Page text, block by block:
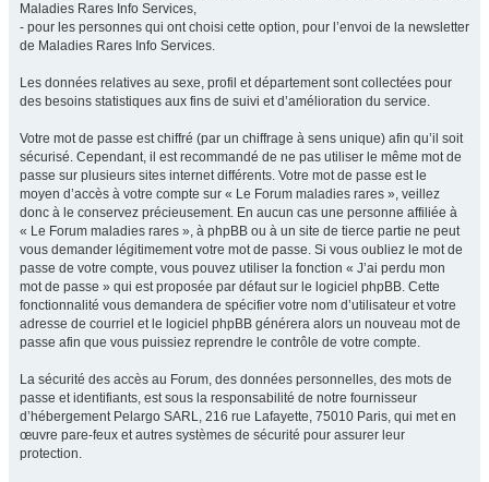
Maladies Rares Info Services,
- pour les personnes qui ont choisi cette option, pour l’envoi de la newsletter
de Maladies Rares Info Services.
Les données relatives au sexe, profil et département sont collectées pour
des besoins statistiques aux fins de suivi et d’amélioration du service.
Votre mot de passe est chiffré (par un chiffrage à sens unique) afin qu’il soit
sécurisé. Cependant, il est recommandé de ne pas utiliser le même mot de
passe sur plusieurs sites internet différents. Votre mot de passe est le
moyen d’accès à votre compte sur « Le Forum maladies rares », veillez
donc à le conservez précieusement. En aucun cas une personne affiliée à
« Le Forum maladies rares », à phpBB ou à un site de tierce partie ne peut
vous demander légitimement votre mot de passe. Si vous oubliez le mot de
passe de votre compte, vous pouvez utiliser la fonction « J’ai perdu mon
mot de passe » qui est proposée par défaut sur le logiciel phpBB. Cette
fonctionnalité vous demandera de spécifier votre nom d’utilisateur et votre
adresse de courriel et le logiciel phpBB générera alors un nouveau mot de
passe afin que vous puissiez reprendre le contrôle de votre compte.
La sécurité des accès au Forum, des données personnelles, des mots de
passe et identifiants, est sous la responsabilité de notre fournisseur
d’hébergement Pelargo SARL, 216 rue Lafayette, 75010 Paris, qui met en
œuvre pare-feux et autres systèmes de sécurité pour assurer leur
protection.